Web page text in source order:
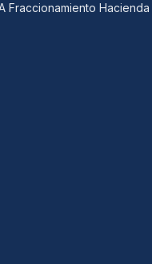
Fraccionamiento Hacienda